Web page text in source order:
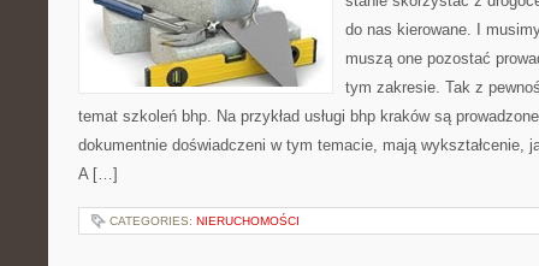
do nas kierowane. I
muszą one pozostać
tym zakresie. Tak z
temat szkoleń bhp. Na przykład usługi bhp kraków są
dokumentnie doświadczeni w tym temacie, mają wykształcenie,
A […]
CATEGORIES: NIERUCHOMOŚCI